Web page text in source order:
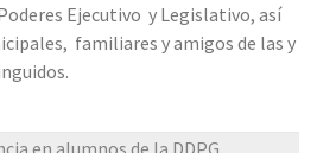
Ejecutivo y Legislativo, así
familiares y amigos de las y